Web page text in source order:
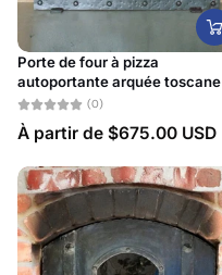
Porte de four à pizza
autoportante arquée toscane
(0)
À partir de $675.00 USD